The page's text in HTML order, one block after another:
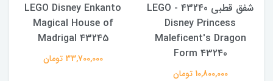
شفق قطبی 43240 - LEGO
Disney Princess
Maleficent's Dragon
Form 43240
10,800,000 تومان
LEGO Disney Enkanto
Magical House of
Madrigal 43245
33,700,000 تومان